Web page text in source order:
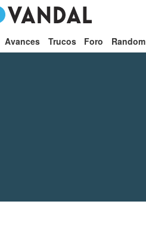
Avances Trucos Foro Random